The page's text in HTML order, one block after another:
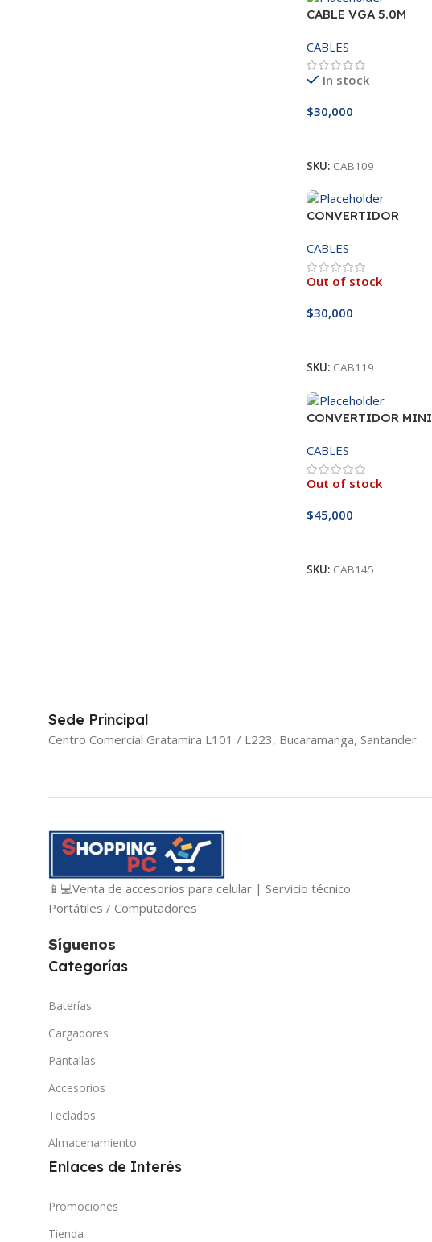
CABLE VGA 5.0M
CABLES
In stock
$30,000
SKU: CAB109
CONVERTIDOR
CABLES
Out of stock
$30,000
SKU: CAB119
CONVERTIDOR MINI
CABLES
Out of stock
$45,000
SKU: CAB145
Sede Principal
Centro Comercial Gratamira L101 / L223, Bucaramanga, Santander
📱💻Venta de accesorios para celular | Servicio técnico
Portátiles / Computadores
Síguenos
Categorías
Baterías
Cargadores
Pantallas
Accesorios
Teclados
Almacenamiento
Enlaces de Interés
Promociones
Tienda